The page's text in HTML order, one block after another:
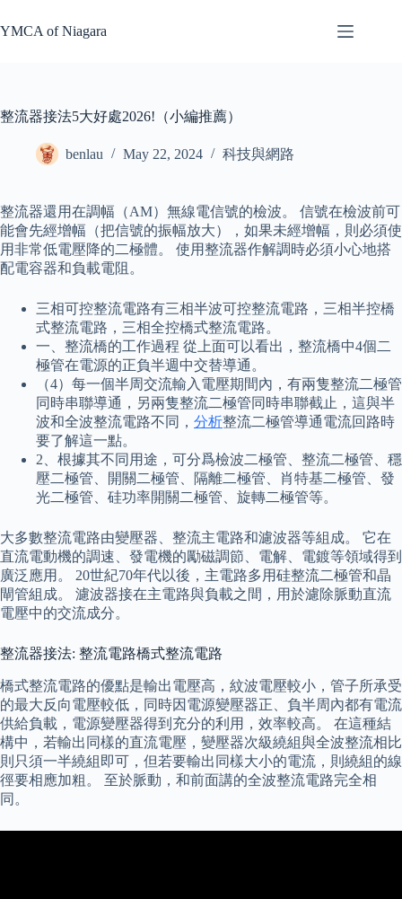
to
content
YMCA of Niagara
整流器接法5大好處2026!（小編推薦）
benlau May 22, 2024 科技與網路
整流器還用在調幅（AM）無線電信號的檢波。 信號在檢波前可
能會先經增幅（把信號的振幅放大），如果未經增幅，則必須使
用非常低電壓降的二極體。 使用整流器作解調時必須小心地搭
配電容器和負載電阻。
三相可控整流電路有三相半波可控整流電路，三相半控橋
式整流電路，三相全控橋式整流電路。
一、整流橋的工作過程 從上面可以看出，整流橋中4個二
極管在電源的正負半週中交替導通。
（4）每一個半周交流輸入電壓期間內，有兩隻整流二極管
同時串聯導通，另兩隻整流二極管同時串聯截止，這與半
波和全波整流電路不同， 分析整流二極管導通電流回路時
要了解這一點。
2、根據其不同用途，可分爲檢波二極管、整流二極管、穩
壓二極管、開關二極管、隔離二極管、肖特基二極管、發
光二極管、硅功率開關二極管、旋轉二極管等。
大多數整流電路由變壓器、整流主電路和濾波器等組成。 它在
直流電動機的調速、發電機的勵磁調節、電解、電鍍等領域得到
廣泛應用。 20世紀70年代以後，主電路多用硅整流二極管和晶
閘管組成。 濾波器接在主電路與負載之間，用於濾除脈動直流
電壓中的交流成分。
整流器接法: 整流電路橋式整流電路
橋式整流電路的優點是輸出電壓高，紋波電壓較小，管子所承受
的最大反向電壓較低，同時因電源變壓器正、負半周內都有電流
供給負載，電源變壓器得到充分的利用，效率較高。 在這種結
構中，若輸出同樣的直流電壓，變壓器次級繞組與全波整流相比
則只須一半繞組即可，但若要輸出同樣大小的電流，則繞組的線
徑要相應加粗。 至於脈動，和前面講的全波整流電路完全相
同。